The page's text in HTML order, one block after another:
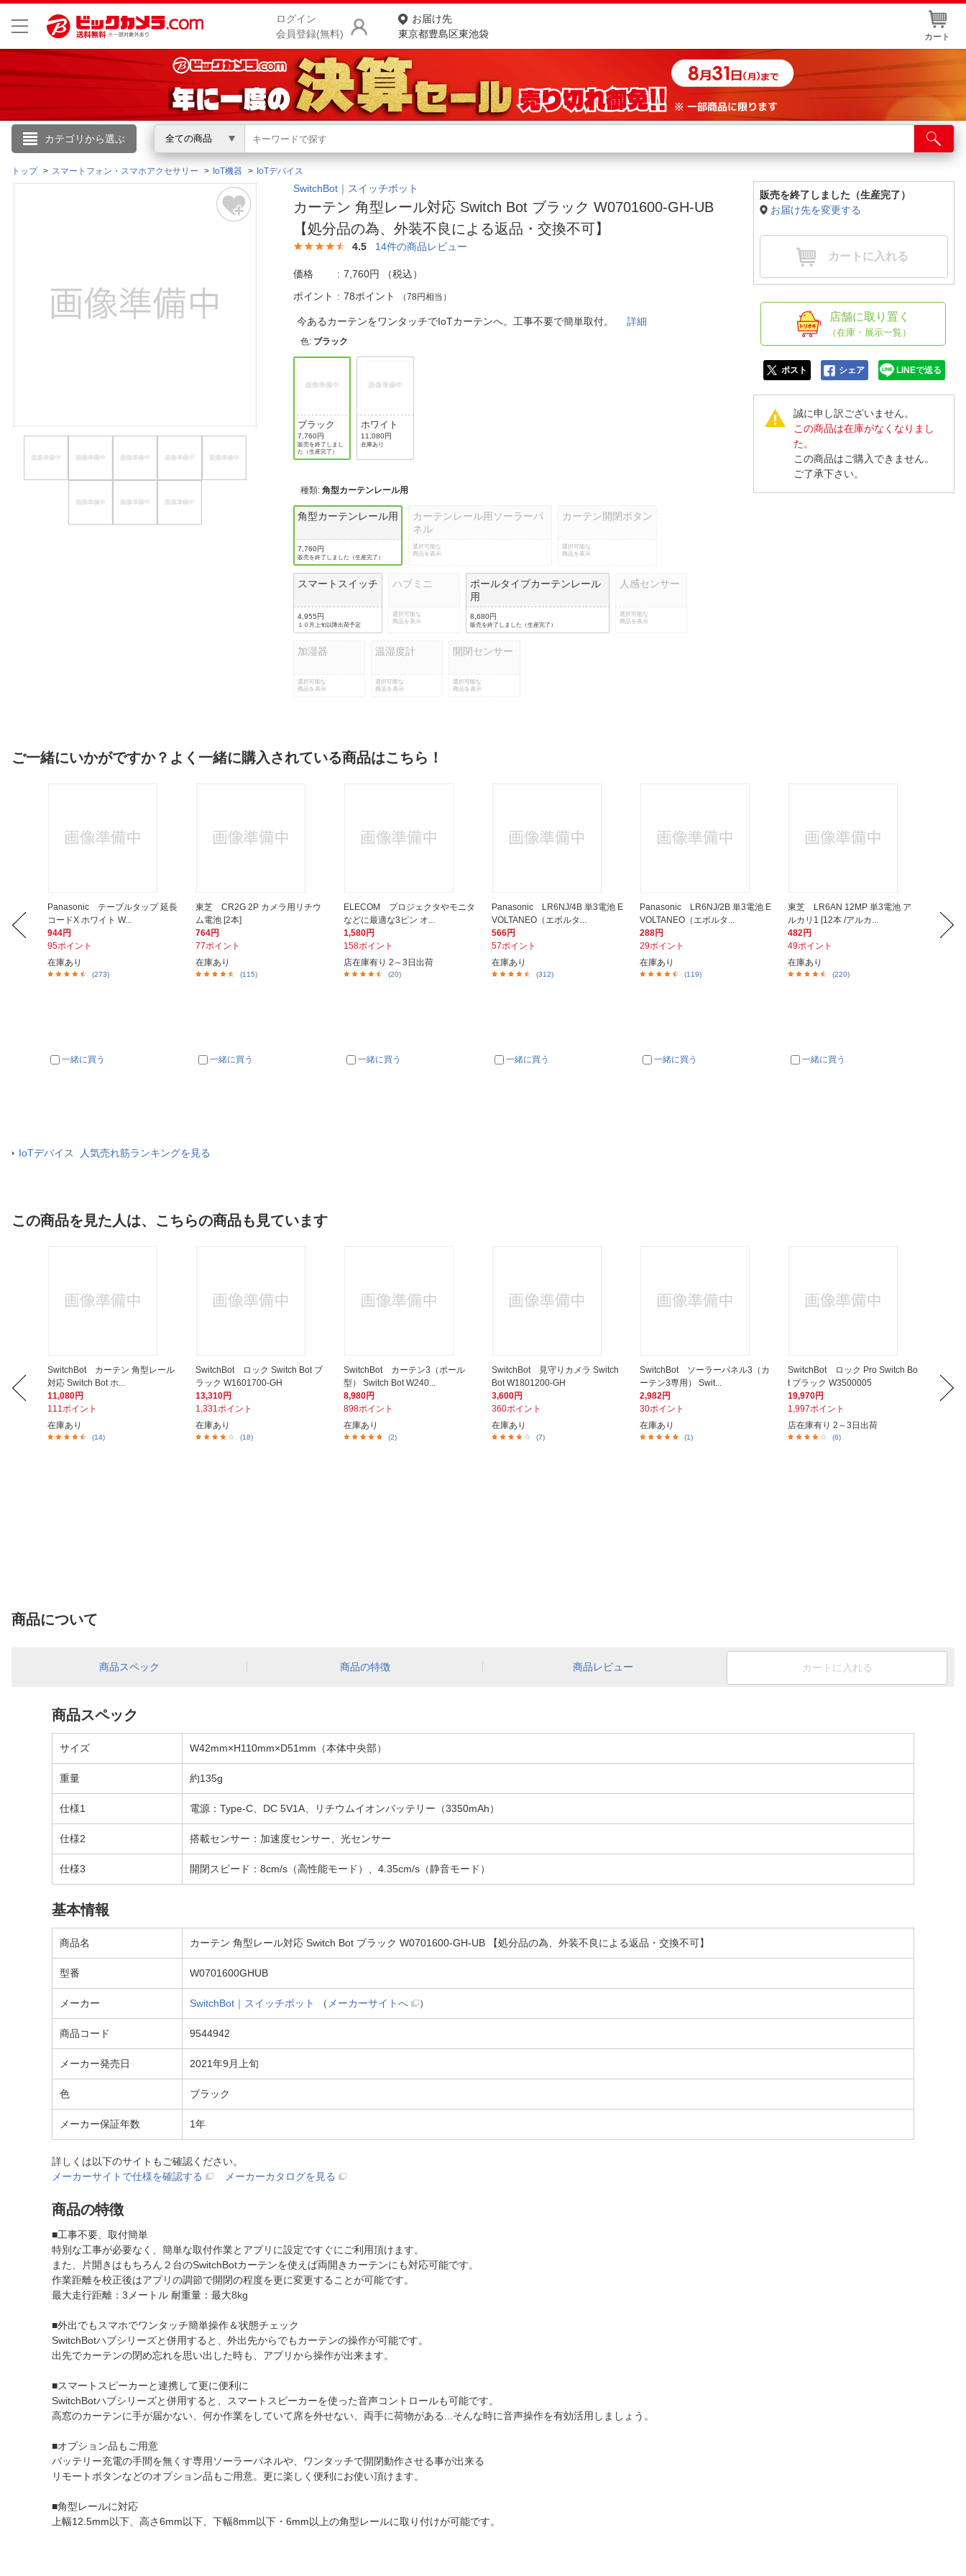
ログイン
会員登録(無料)
お届け先
東京都豊島区東池袋
カート
カテゴリから選ぶ 全ての商品
こんにちは
ログイン
閲覧履歴
商品をさがす
ランキングからさがす
カテゴリ一覧からさがす
お客様サポート
ご利用ガイド
ご利用規約
店舗サービス
ネット取り置き
店舗情報・店舗一覧
法人窓口
トップ スマートフォン・スマホアクセサリー IoT機器 IoTデバイス
SwitchBot｜スイッチボット
カーテン 角型レール対応 Switch Bot ブラック W0701600-GH-UB
【処分品の為、外装不良による返品・交換不可】
4.5 14件の商品レビュー
価格 7,760円
（税込）
ポイント
78ポイント （78円相当）
今あるカーテンをワンタッチでIoTカーテンへ。工事不要で簡単取付。詳細
色: ブラック
ブラック
7,760円
販売を終了しまし
た（生産完了）
ホワイト
11,080円
在庫あり
種類:角型カーテンレール用
角型カーテンレール用
7,760円
販売を終了しました（生産完了）
カーテンレール用ソーラーパ
ネル
選択可能な
商品を表示
カーテン開閉ボタン
選択可能な
商品を表示
スマートスイッチ
4,955円
１０月上旬以降出荷予定
ハブミニ
選択可能な
商品を表示
ポールタイプカーテンレール
用
8,680円
販売を終了しました（生産完了）
人感センサー
選択可能な
商品を表示
加湿器
選択可能な
商品を表示
温湿度計
選択可能な
商品を表示
開閉センサー
選択可能な
商品を表示
販売を終了しました（生産完了）
お届け先を変更する
カートに入れる
店舗に取り置く
（在庫・展示一覧）
ポスト シェア LINEで送る
誠に申し訳ございません。
この商品は在庫がなくなりまし
た。
この商品はご購入できません。
ご了承下さい。
ご一緒にいかがですか？よく一緒に購入されている商品はこちら！
Panasonic テーブルタップ 延長
コードX ホワイト W...
944円
95ポイント
在庫あり
(273)
一緒に買う
東芝 CR2G 2P カメラ用リチウ
ム電池 [2本]
764円
77ポイント
在庫あり
(115)
一緒に買う
ELECOM プロジェクタやモニタ
などに最適な3ピン オ...
1,580円
158ポイント
店在庫有り 2～3日出荷
(20)
一緒に買う
Panasonic LR6NJ/4B 単3電池 E
VOLTANEO（エボルタ...
566円
57ポイント
在庫あり
(312)
一緒に買う
Panasonic LR6NJ/2B 単3電池 E
VOLTANEO（エボルタ...
288円
29ポイント
在庫あり
(119)
一緒に買う
東芝 LR6AN 12MP 単3電池 ア
ルカリ1 [12本 /アルカ...
482円
49ポイント
在庫あり
(220)
一緒に買う
タッ
1,760円
IoTデバイス 人気売れ筋ランキングを見る
この商品を見た人は、こちらの商品も見ています
SwitchBot カーテン 角型レール
対応 Switch Bot ホ...
11,080円
111ポイント
在庫あり
(14)
SwitchBot ロック Switch Bot ブ
ラック W1601700-GH
13,310円
1,331ポイント
在庫あり
(18)
SwitchBot カーテン3（ポール
型） Switch Bot W240...
8,980円
898ポイント
在庫あり
(2)
SwitchBot 見守りカメラ Switch
Bot W1801200-GH
3,600円
360ポイント
在庫あり
(7)
SwitchBot ソーラーパネル3（カ
ーテン3専用） Swit...
2,982円
30ポイント
在庫あり
(1)
SwitchBot ロック Pro Switch Bo
t ブラック W3500005
19,970円
1,997ポイント
店在庫有り 2～3日出荷
(6)
ot ブ
25,540
商品について
カートに入れる
商品スペック 商品の特徴 商品レビュー
商品スペック
サイズ W42mm×H110mm×D51mm（本体中央部）
重量 約135g
仕様1 電源：Type-C、DC 5V1A、リチウムイオンバッテリー（3350mAh）
仕様2 搭載センサー：加速度センサー、光センサー
仕様3 開閉スピード：8cm/s（高性能モード）、4.35cm/s（静音モード）
基本情報
商品名 カーテン 角型レール対応 Switch Bot ブラック W0701600-GH-UB 【処分品の為、外装不良による返品・交換不可】
型番 W0701600GHUB
メーカー SwitchBot｜スイッチボット （ メーカーサイトへ ）
商品コード 9544942
メーカー発売日 2021年9月上旬
色 ブラック
メーカー保証年数 1年
詳しくは以下のサイトもご確認ください。
メーカーサイトで仕様を確認する
メーカーカタログを見る
商品の特徴
■工事不要、取付簡単
特別な工事が必要なく、簡単な取付作業とアプリに設定ですぐにご利用頂けます。
また、片開きはもちろん２台のSwitchBotカーテンを使えば両開きカーテンにも対応可能です。
作業距離を校正後はアプリの調節で開閉の程度を更に変更することが可能です。
最大走行距離：3メートル 耐重量：最大8kg
■外出でもスマホでワンタッチ簡単操作＆状態チェック
SwitchBotハブシリーズと併用すると、外出先からでもカーテンの操作が可能です。
出先でカーテンの閉め忘れを思い出した時も、アプリから操作が出来ます。
■スマートスピーカーと連携して更に便利に
SwitchBotハブシリーズと併用すると、スマートスピーカーを使った音声コントロールも可能です。
高窓のカーテンに手が届かない、何か作業をしていて席を外せない、両手に荷物がある...そんな時に音声操作を有効活用しましょう。
■オプション品もご用意
バッテリー充電の手間を無くす専用ソーラーパネルや、ワンタッチで開閉動作させる事が出来る
リモートボタンなどのオプション品もご用意。更に楽しく便利にお使い頂けます。
■角型レールに対応
上幅12.5mm以下、高さ6mm以下、下幅8mm以下・6mm以上の角型レールに取り付けが可能です。